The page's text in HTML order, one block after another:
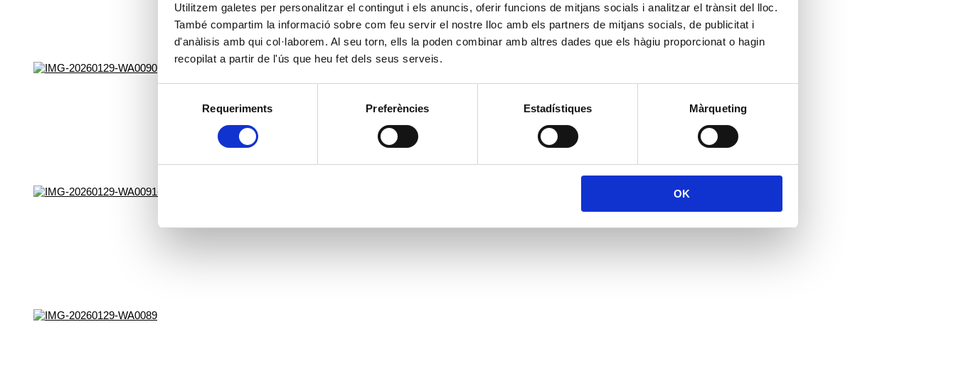
Utilitzem galetes per personalitzar el contingut i els anuncis, oferir funcions de mitjans socials i analitzar el trànsit del lloc.
També compartim la informació sobre com feu servir el nostre lloc amb els partners de mitjans socials, de publicitat i
d'anàlisis amb qui col·laborem. Al seu torn, ells la poden combinar amb altres dades que els hàgiu proporcionat o hagin
recopilat a partir de l'ús que heu fet dels seus serveis.
consentiment
Requeriments Preferències Estadístiques Màrqueting
OK